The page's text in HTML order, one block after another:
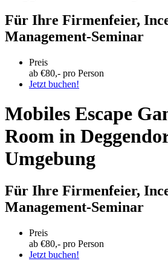
Für Ihre Firmenfeier,
Management-Seminar
Preis
ab €80,- pro Person
Jetzt buchen!
Mobiles Escape
Room in
Umgebung
Für Ihre Firmenfeier,
Management-Seminar
Preis
ab €80,- pro Person
Jetzt buchen!